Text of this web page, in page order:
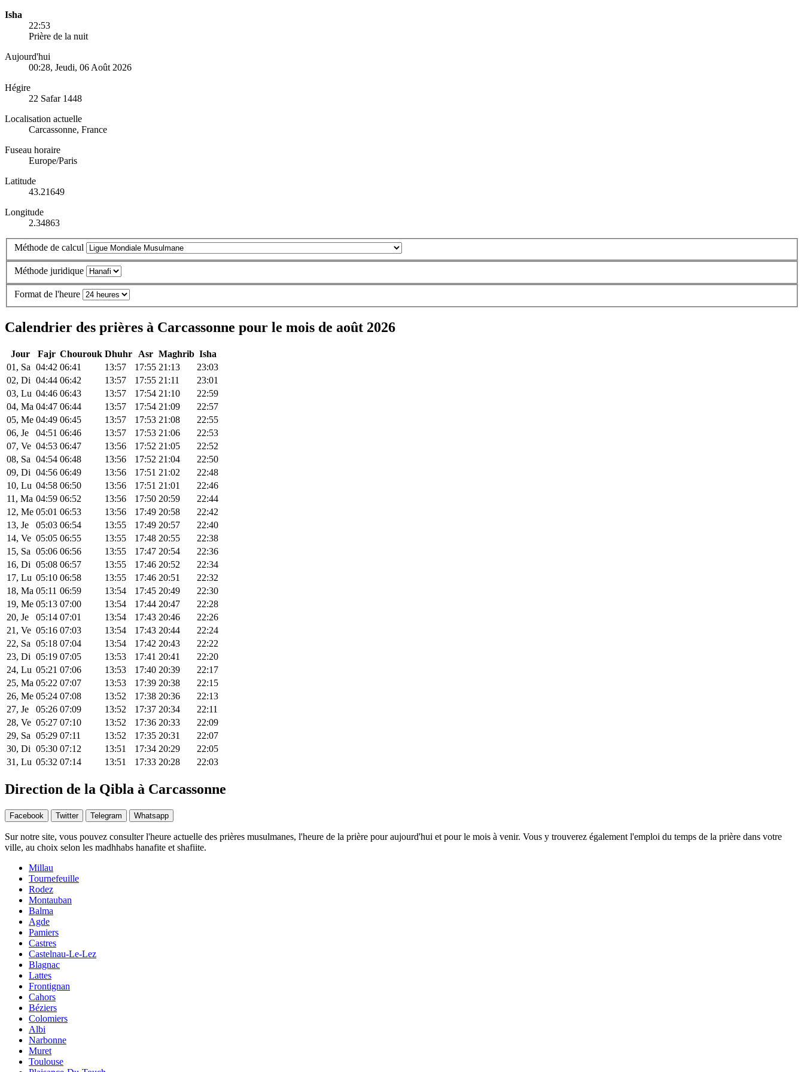
Isha
22:53
Prière de la nuit
Aujourd'hui
00:28, Jeudi, 06 Août 2026
Hégire
22 Safar 1448
Localisation actuelle
Carcassonne, France
Fuseau horaire
Europe/Paris
Latitude
43.21649
Longitude
2.34863
Méthode de calcul
Méthode juridique
Format de l'heure
Calendrier des prières à Carcassonne pour le mois de août 2026
Jour Fajr Chourouk Dhuhr Asr Maghrib Isha
01, Sa 04:42 06:41 13:57 17:55 21:13
23:03
02, Di 04:44 06:42 13:57 17:55 21:11
23:01
03, Lu 04:46 06:43 13:57 17:54 21:10
22:59
04, Ma 04:47 06:44 13:57 17:54 21:09
22:57
05, Me 04:49 06:45 13:57 17:53 21:08
22:55
06, Je
04:51 06:46 13:57 17:53 21:06
22:53
07, Ve 04:53 06:47 13:56 17:52 21:05
22:52
08, Sa 04:54 06:48 13:56 17:52 21:04
22:50
09, Di 04:56 06:49 13:56 17:51 21:02
22:48
10, Lu 04:58 06:50 13:56 17:51 21:01
22:46
11, Ma 04:59 06:52 13:56 17:50 20:59
22:44
12, Me 05:01 06:53 13:56 17:49 20:58
22:42
13, Je
05:03 06:54 13:55 17:49 20:57
22:40
14, Ve 05:05 06:55 13:55 17:48 20:55
22:38
15, Sa 05:06 06:56 13:55 17:47 20:54
22:36
16, Di 05:08 06:57 13:55 17:46 20:52
22:34
17, Lu 05:10 06:58 13:55 17:46 20:51
22:32
18, Ma 05:11 06:59 13:54 17:45 20:49
22:30
19, Me 05:13 07:00 13:54 17:44 20:47
22:28
20, Je
05:14 07:01 13:54 17:43 20:46
22:26
21, Ve 05:16 07:03 13:54 17:43 20:44
22:24
22, Sa 05:18 07:04 13:54 17:42 20:43
22:22
23, Di 05:19 07:05 13:53 17:41 20:41
22:20
24, Lu 05:21 07:06 13:53 17:40 20:39
22:17
25, Ma 05:22 07:07 13:53 17:39 20:38
22:15
26, Me 05:24 07:08 13:52 17:38 20:36
22:13
27, Je
05:26 07:09 13:52 17:37 20:34
22:11
28, Ve 05:27 07:10 13:52 17:36 20:33
22:09
29, Sa 05:29 07:11 13:52 17:35 20:31
22:07
30, Di 05:30 07:12 13:51 17:34 20:29
22:05
31, Lu 05:32 07:14 13:51 17:33 20:28 22:03
Direction de la Qibla à Carcassonne
Facebook Twitter Telegram Whatsapp
Sur notre site, vous pouvez consulter l'heure actuelle des prières musulmanes, l'heure de la prière pour aujourd'hui et pour le mois à venir. Vous y trouverez également l'emploi du temps de la prière dans votre
ville, au choix selon les madhhabs hanafite et shafiite.
Millau
Tournefeuille
Rodez
Montauban
Balma
Agde
Pamiers
Castres
Castelnau-Le-Lez
Blagnac
Lattes
Frontignan
Cahors
Béziers
Colomiers
Albi
Narbonne
Muret
Toulouse